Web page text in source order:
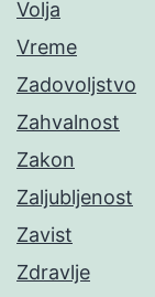
Volja
Vreme
Zadovoljstvo
Zahvalnost
Zakon
Zaljubljenost
Zavist
Zdravlje